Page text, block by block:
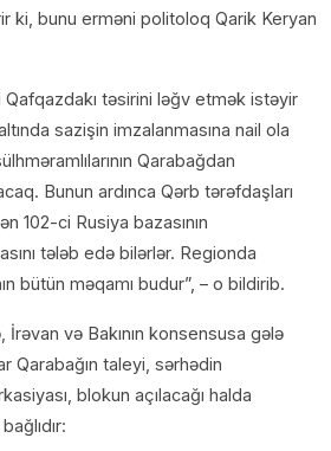
ki, bunu erməni politoloq Qarik Keryan
Qafqazdakı təsirini ləğv etmək istəyir
sazişin imzalanmasına nail ola
Qarabağdan
Bunun ardınca Qərb tərəfdaşları
102-ci Rusiya bazasının
tələb edə bilərlər. Regionda
bütün məqamı budur”, – o bildirib.
İrəvan və Bakının konsensusa gələ
Qarabağın taleyi, sərhədin
blokun açılacağı halda